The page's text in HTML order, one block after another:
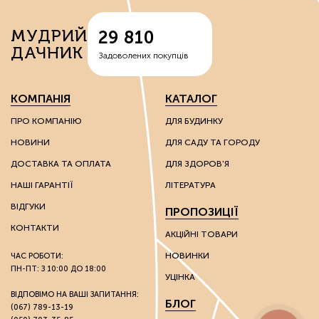
вермикуліти — відходи руди, що володіють здатністю
спершу накопичувати вологу, а потім поступово
вивільняти її;
перліти – сполуки вулканічного походження, що
надають вологоутримуючі властивості субстратам;
діатоміти – багаті на кварц сполуки, які
використовують для покращення властивостей
надлегких ґрунтів.
Ці речовини мають каталітичні та іонообмінні
властивості, завдяки яким можна впливати на хімічні
Грунтополіпшувачі використовують без обмежень на
вид культури: вони однаково гарні як для плодоносних
культур, так і для пальм та інших екзотів.
Стимулятори росту
Розвиток культур багато в чому залежить від зовнішніх
факторів. Через несприятливі погодні умови на ранніх
МУДРИЙ
ДАЧНИК
29 810
Задоволених покупців
КОМПАНІЯ
ПРО КОМПАНІЮ
НОВИНИ
ДОСТАВКА ТА ОПЛАТА
НАШІ ГАРАНТІЇ
ВІДГУКИ
КОНТАКТИ
ЧАС РОБОТИ:
ПН-ПТ: З 10:00 ДО 18:00
ВІДПОВІМО НА ВАШІ ЗАПИТАННЯ:
(067) 789-13-19
КАТАЛОГ
ДЛЯ БУДИНКУ
ДЛЯ САДУ ТА ГОРОДУ
ДЛЯ ЗДОРОВ'Я
ЛІТЕРАТУРА
ПРОПОЗИЦІЇ
АКЦІЙНІ ТОВАРИ
НОВИНКИ
УЦІНКА
БЛОГ